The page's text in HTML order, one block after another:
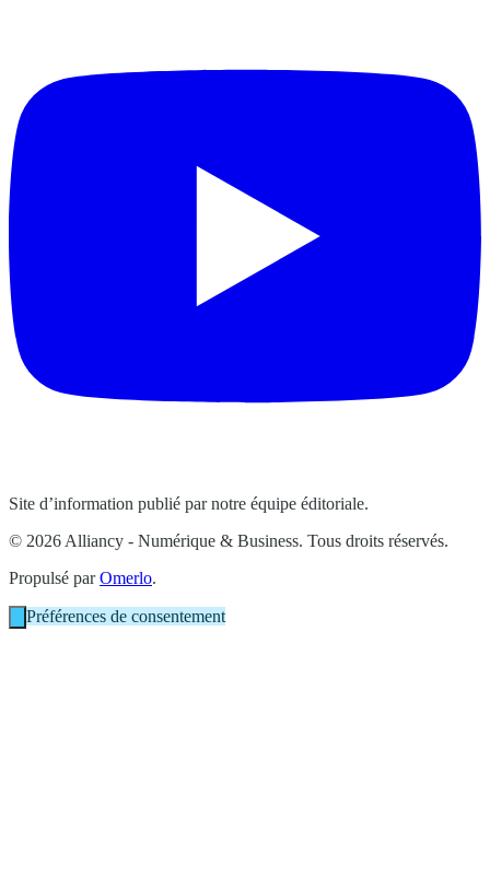
Site d’information publié par notre équipe éditoriale.
© 2026 Alliancy - Numérique & Business. Tous droits réservés.
Propulsé parOmerlo.
Préférences de consentement